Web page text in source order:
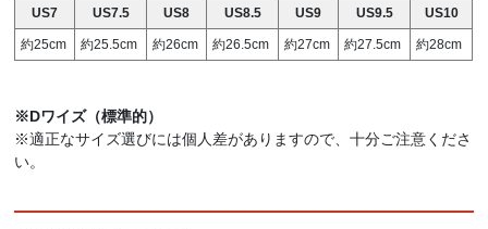
US7 US7.5 US8 US8.5 US9 US9.5 US10
約25cm 約25.5cm 約26cm 約26.5cm 約27cm 約27.5cm 約28cm
※Dワイズ（標準的）
※適正なサイズ選びには個人差がありますので、十分ご注意くださ
い。